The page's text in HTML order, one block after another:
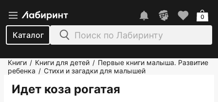
Каталог
0
Книги / Книги для детей / Первые книги малыша. Развитие
ребенка / Стихи и загадки для малышей
Идет коза рогатая